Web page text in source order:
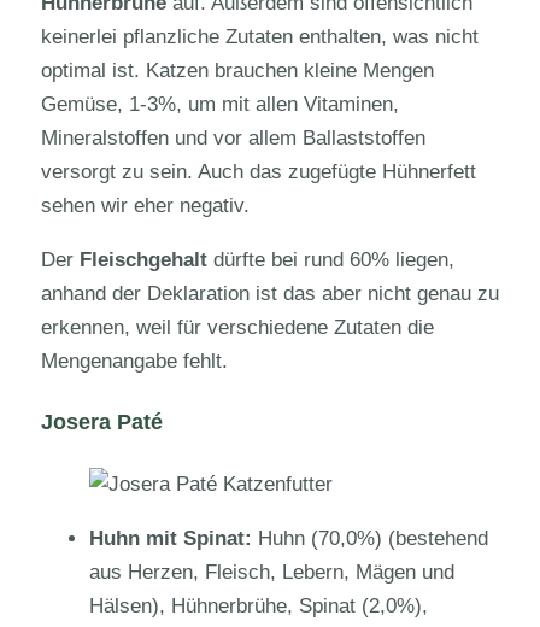
keinerlei pflanzliche Zutaten enthalten, was nicht
optimal ist. Katzen brauchen kleine Mengen
Gemüse, 1-3%, um mit allen Vitaminen,
Mineralstoffen und vor allem Ballaststoffen
versorgt zu sein. Auch das zugefügte Hühnerfett
sehen wir eher negativ.
Der Fleischgehaltdürfte bei rund 60% liegen,
anhand der Deklaration ist das aber nicht genau zu
erkennen, weil für verschiedene Zutaten die
Mengenangabe fehlt.
Josera Paté
Huhn mit Spinat: Huhn (70,0%) (bestehend
aus Herzen, Fleisch, Lebern, Mägen und
Hälsen), Hühnerbrühe, Spinat (2,0%),